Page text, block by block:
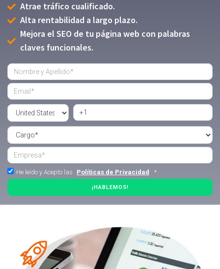
Atrae tráfico cualificado.
Alta rentabilidad a largo plazo.
Mejora el SEO de tu página web con palabras
claves funcionales.
He leído y Acepto las Políticas de Privacidad *